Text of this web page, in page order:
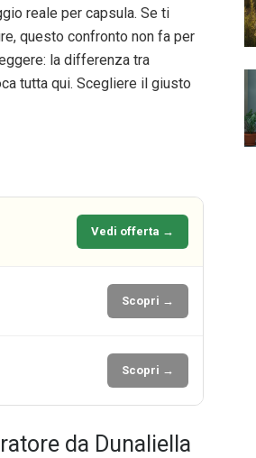
reale per capsula. Se ti
questo confronto non fa per
la differenza tra
tutta qui. Scegliere il giusto
Vedi offerta →
Scopri →
Scopri →
da Dunaliella